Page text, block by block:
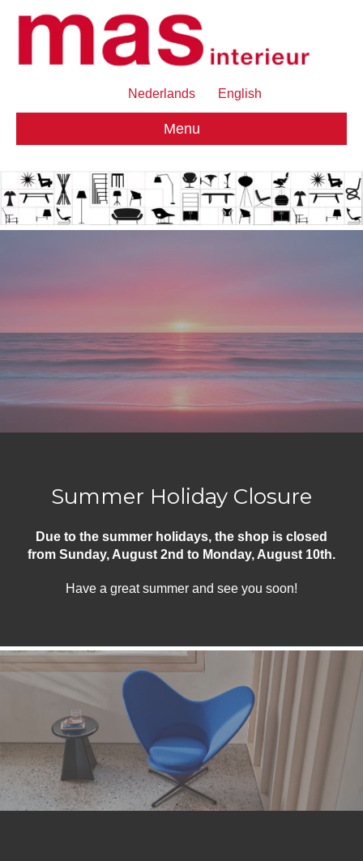
Nederlands English
Menu
Summer Holiday Closure
Due to the summer holidays, the shop is closed
from Sunday, August 2nd to Monday, August 10th.
Have a great summer and see you soon!